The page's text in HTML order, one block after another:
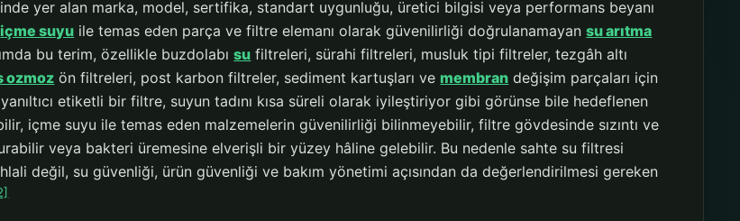
yer alan marka, model, sertifika, standart uygunluğu, üretici bilgisi veya performans beyanı
içme suyu ile temas eden parça ve filtre elemanı olarak güvenilirliği doğrulanamayansu arıtma
bu terim, özellikle buzdolabısu filtreleri, sürahi filtreleri, musluk tipi filtreler, tezgâh altı
ozmoz ön filtreleri, post karbon filtreler, sediment kartuşları ve membran değişim parçaları için
etiketli bir filtre, suyun tadını kısa süreli olarak iyileştiriyor gibi görünse bile hedeflenen
içme suyu ile temas eden malzemelerin güvenilirliği bilinmeyebilir, filtre gövdesinde sızıntı ve
veya bakteri üremesine elverişli bir yüzey hâline gelebilir. Bu nedenle sahte su filtresi
değil, su güvenliği, ürün güvenliği ve bakım yönetimi açısından da değerlendirilmesi gereken